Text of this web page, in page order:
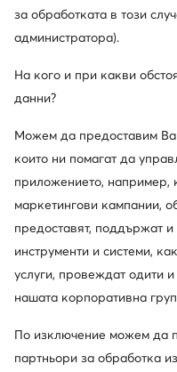
за обработката в този
администратора).
На кого и при какви
данни?
Можем да предоставим
които ни помагат да
приложението, например,
маркетингови кампании,
предоставят, поддържат
инструменти и системи,
услуги, провеждат одити
нашата корпоративна
По изключение можем да
партньори за обработка